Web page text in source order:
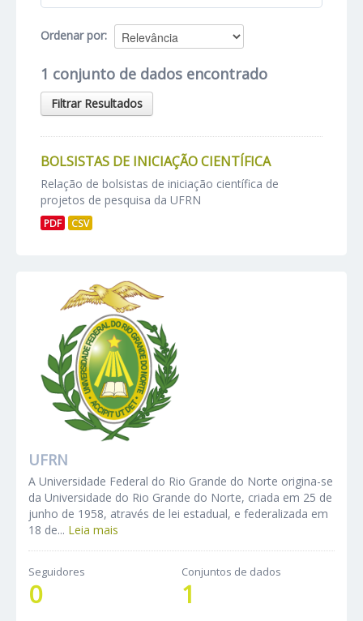
Ordenar por
1 conjunto de dados encontrado
Filtrar Resultados
BOLSISTAS DE INICIAÇÃO CIENTÍFICA
Relação de bolsistas de iniciação científica de
projetos de pesquisa da UFRN
PDF CSV
UFRN
A Universidade Federal do Rio Grande do Norte origina-se
da Universidade do Rio Grande do Norte, criada em 25 de
junho de 1958, através de lei estadual, e federalizada em
18 de... Leia mais
Seguidores
0
Conjuntos de dados
1